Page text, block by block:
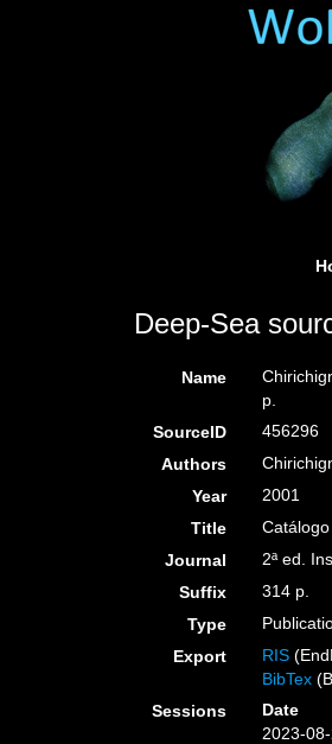
Deep-Sea
Name
p.
SourceID
456296
Authors
Year
2001
Title
Journal
2ª ed.
Suffix
314 p.
Type
Export
RIS
BibTex
Sessions
Date
2023-